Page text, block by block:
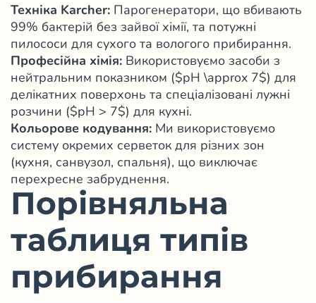
Техніка Karcher: Парогенератори, що вбивають
99% бактерій без зайвої хімії, та потужні
пилососи для сухого та вологого прибирання.
Професійна хімія: Використовуємо засоби з
нейтральним показником ($pH \approx 7$) для
делікатних поверхонь та спеціалізовані лужні
розчини ($pH > 7$) для кухні.
Кольорове кодування: Ми використовуємо
систему окремих серветок для різних зон
(кухня, санвузол, спальня), що виключає
перехресне забруднення.
Порівняльна
таблиця типів
прибирання